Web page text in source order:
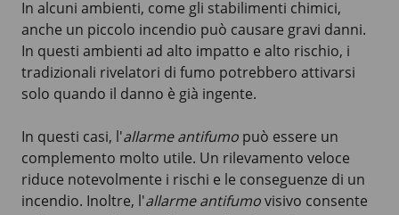
In alcuni ambienti, come gli stabilimenti chimici,
anche un piccolo incendio può causare gravi danni.
In questi ambienti ad alto impatto e alto rischio, i
tradizionali rivelatori di fumo potrebbero attivarsi
solo quando il danno è già ingente.
In questi casi, l'allarme antifumo può essere un
complemento molto utile. Un rilevamento veloce
riduce notevolmente i rischi e le conseguenze di un
incendio. Inoltre, l'allarme antifumovisivo consente